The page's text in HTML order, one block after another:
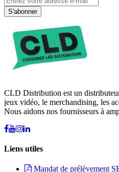
S'abonner
CLD Distribution est un
jeux vidéo, le merchandising, les
Nous aidons nos fournisseurs à
Liens utiles
Mandat de prélèvement